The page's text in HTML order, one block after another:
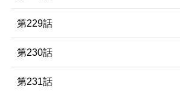
第229話
第230話
第231話